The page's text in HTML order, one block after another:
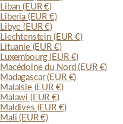
Liban(EUR €)
Liberia (EUR €)
Libye(EUR €)
Liechtenstein (EUR €)
Lituanie (EUR €)
Luxembourg(EUR €)
Macédoine du Nord(EUR €)
Madagascar(EUR €)
Malaisie (EUR €)
Malawi (EUR €)
Maldives (EUR €)
Mali(EUR €)